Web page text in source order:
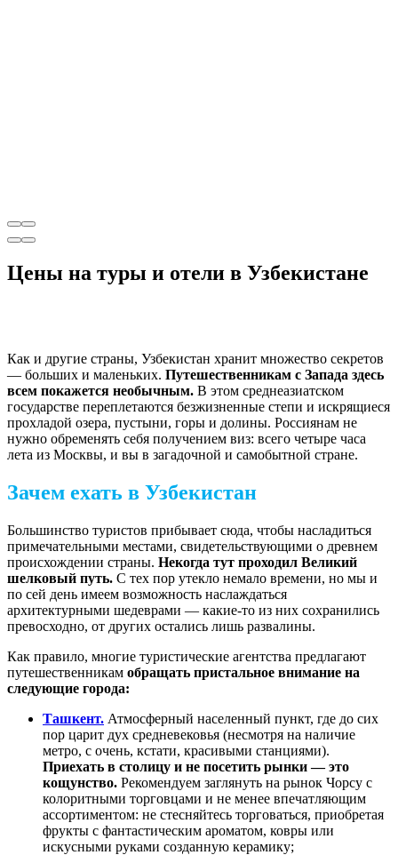
Цены на туры и отели в Узбекистане
Как и другие страны, Узбекистан хранит множество секретов
— больших и маленьких. Путешественникам с Запада здесь
всем покажется необычным. В этом среднеазиатском
государстве переплетаются безжизненные степи и искрящиеся
прохладой озера, пустыни, горы и долины. Россиянам не
нужно обременять себя получением виз: всего четыре часа
лета из Москвы, и вы в загадочной и самобытной стране.
Зачем ехать в Узбекистан
Большинство туристов прибывает сюда, чтобы насладиться
примечательными местами, свидетельствующими о древнем
происхождении страны. Некогда тут проходил Великий
шелковый путь. С тех пор утекло немало времени, но мы и
по сей день имеем возможность наслаждаться
архитектурными шедеврами — какие-то из них сохранились
превосходно, от других остались лишь развалины.
Как правило, многие туристические агентства предлагают
путешественникам обращать пристальное внимание на
следующие города:
Ташкент. Атмосферный населенный пункт, где до сих
пор царит дух средневековья (несмотря на наличие
метро, с очень, кстати, красивыми станциями).
Приехать в столицу и не посетить рынки — это
кощунство. Рекомендуем заглянуть на рынок Чорсу с
колоритными торговцами и не менее впечатляющим
ассортиментом: не стесняйтесь торговаться, приобретая
фрукты с фантастическим ароматом, ковры или
искусными руками созданную керамику;